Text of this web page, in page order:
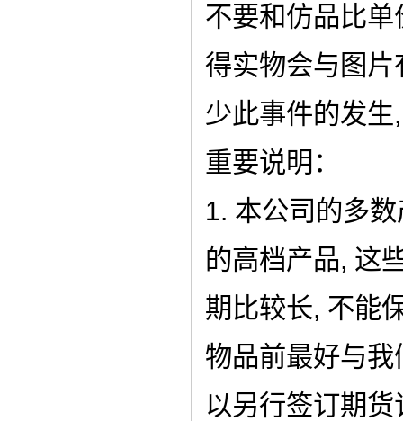
不要和仿品比
得实物会与图
少此事件的发
重要说明：
1. 本公司的多
的高档产品, 这
期比较长, 不能
物品前最好与
以另行签订期